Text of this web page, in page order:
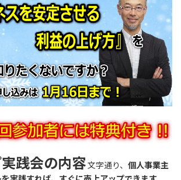
践会の内容文字通り、 個人事業主